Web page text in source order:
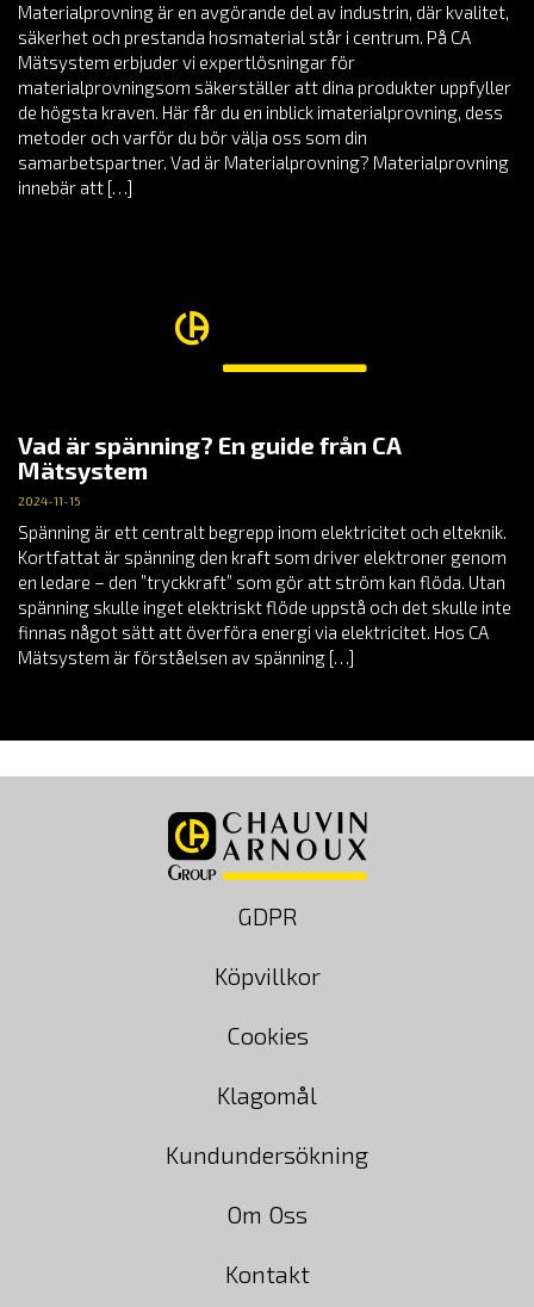
Materialprovning är en avgörande del av industrin, där kvalitet,
säkerhet och prestanda hosmaterial står i centrum. På CA
Mätsystem erbjuder vi expertlösningar för
materialprovningsom säkerställer att dina produkter uppfyller
de högsta kraven. Här får du en inblick imaterialprovning, dess
metoder och varför du bör välja oss som din
samarbetspartner. Vad är Materialprovning? Materialprovning
innebär att […]
Vad är spänning? En guide från CA
Mätsystem
2024-11-15
Spänning är ett centralt begrepp inom elektricitet och elteknik.
Kortfattat är spänning den kraft som driver elektroner genom
en ledare – den ”tryckkraft” som gör att ström kan flöda. Utan
spänning skulle inget elektriskt flöde uppstå och det skulle inte
finnas något sätt att överföra energi via elektricitet. Hos CA
Mätsystem är förståelsen av spänning […]
GDPR
Köpvillkor
Cookies
Klagomål
Kundundersökning
Om Oss
Kontakt